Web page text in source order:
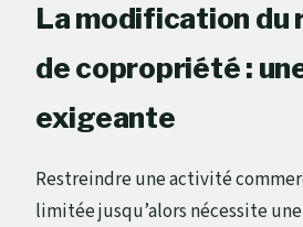
La modification du
de copropriété :
exigeante
Restreindre une activité
limitée jusqu’alors nécessite